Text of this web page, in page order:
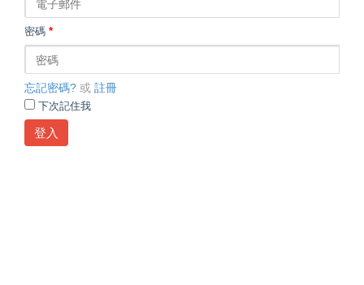
密碼 *
忘記密碼? 或 註冊
下次記住我
登入